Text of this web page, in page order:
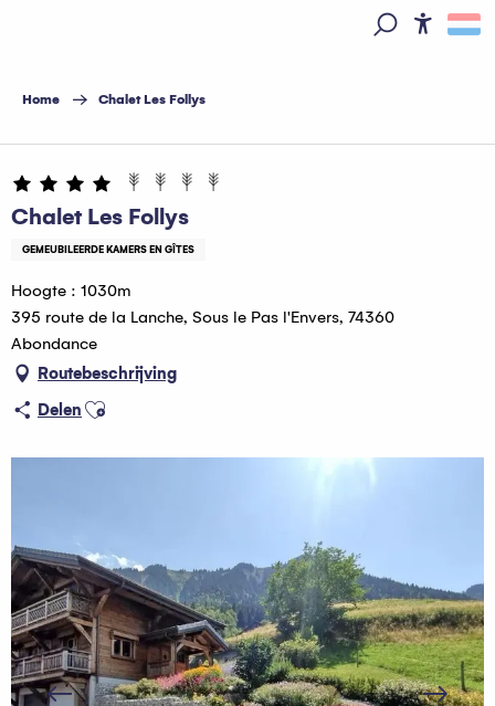
principal
Home Chalet Les Follys
Chalet Les Follys
GEMEUBILEERDE KAMERS EN GÎTES
Hébergeur Multi Pass offert
Hoogte : 1030m
395 route de la Lanche, Sous le Pas l'Envers, 74360
Abondance
Routebeschrijving
Delen Ajouter aux favoris